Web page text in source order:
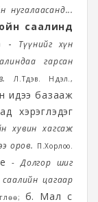
нугалаасанд...
саалинд
- Түүнийг хүн
гарсан
Л.Түдэв. Нүүдэл.,
идээ базааж
хэрэглэдэг
хувин хагсаж
оров. П.Хорлоо.
- Долгор шиг
цагаар
б. Мал сүү